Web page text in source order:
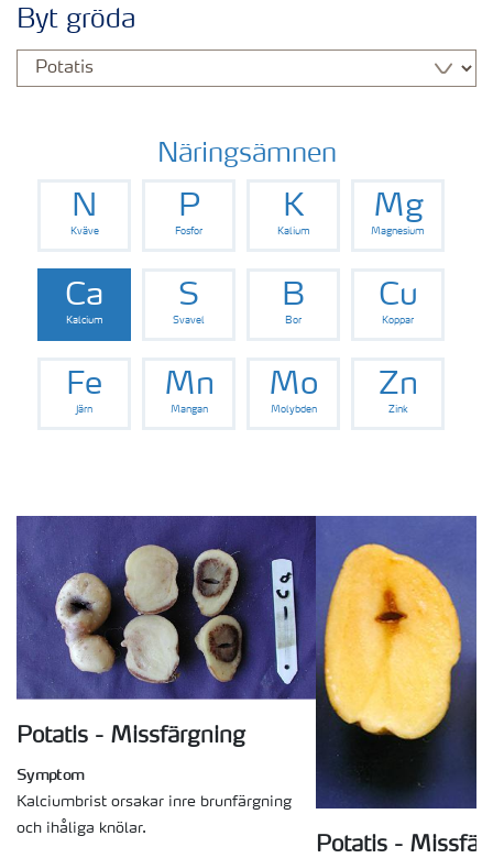
Byt gröda
Näringsämnen
N
Kväve
P
Fosfor
K
Kalium
Mg
Magnesium
Ca
Kalcium
S
Svavel
B
Bor
Cu
Koppar
Fe
Järn
Mn
Mangan
Mo
Molybden
Zn
Zink
Potatis - Missfärgning
Symptom
Kalciumbrist orsakar inre brunfärgning
och ihåliga knölar.
Potatis -